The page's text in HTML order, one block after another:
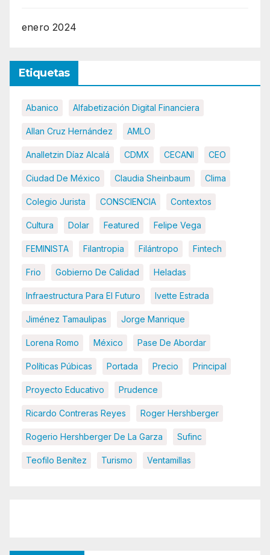
enero 2024
Etiquetas
Abanico Alfabetización Digital Financiera
Allan Cruz Hernández AMLO
Analletzin Díaz Alcalá CDMX CECANI CEO
Ciudad De México Claudia Sheinbaum Clima
Colegio Jurista CONSCIENCIA Contextos
Cultura Dolar Featured Felipe Vega
FEMINISTA Filantropia Filántropo Fintech
Frio Gobierno De Calidad Heladas
Infraestructura Para El Futuro Ivette Estrada
Jiménez Tamaulipas Jorge Manrique
Lorena Romo México Pase De Abordar
Políticas Púbicas Portada Precio Principal
Proyecto Educativo Prudence
Ricardo Contreras Reyes Roger Hershberger
Rogerio Hershberger De La Garza Sufinc
Teofilo Benítez Turismo Ventamillas